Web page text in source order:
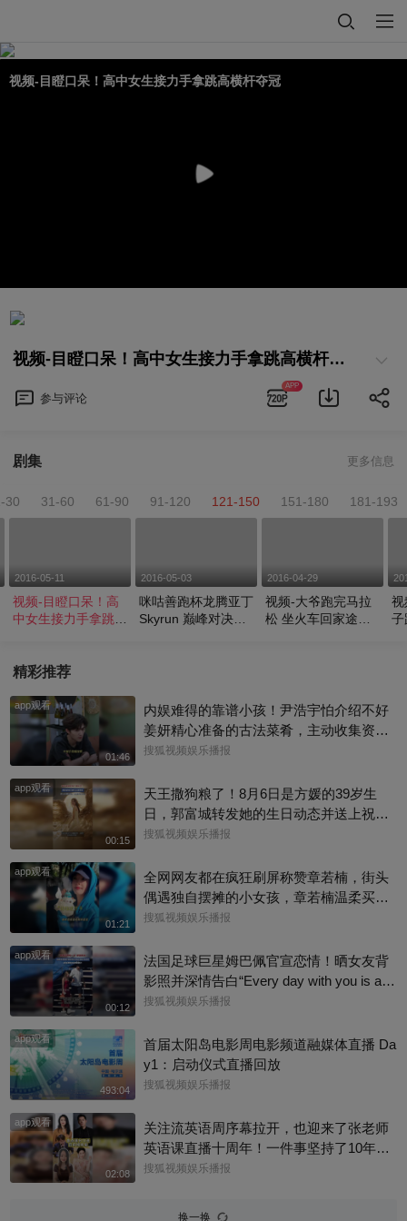
视频-目瞪口呆！高中女生接力手拿跳高横杆夺冠
视频-目瞪口呆！高中女生接力手拿跳高横杆夺冠
参与评论
APP
剧集 更多信息
30 31-60 61-90 91-120 121-150 151-180 181-193
2016-05-11
视频-目瞪口呆！高
中女生接力手拿跳高
2016-05-03
咪咕善跑杯龙腾亚丁
Skyrun 巅峰对决完
2016-04-29
视频-大爷跑完马拉
松 坐火车回家途中
视
子
精彩推荐
app观看
01:46
内娱难得的靠谱小孩！尹浩宇怕介绍不好
姜妍精心准备的古法菜肴，主动收集资料
做PDF菜单，标注菜品地域背景配图，连
中餐厅这个暖心片段！#尹浩宇 #姜妍
搜狐视频娱乐播报
app观看
00:15
天王撒狗粮了！8月6日是方媛的39岁生
日，郭富城转发她的生日动态并送上祝
福：“祝老婆生日快乐，身体健康，心想事
甜蜜幸福~
搜狐视频娱乐播报
app观看
01:21
全网网友都在疯狂刷屏称赞章若楠，街头
偶遇独自摆摊的小女孩，章若楠温柔买下
全部小羊，全程弯腰平视小朋友，一举一
包，是她照顾到小孩的自尊心，平等对
待，善意又体面，这种细碎的善意真的很
圈粉～@星同事 @搜狐综艺 @明星狐 #章
搜狐视频娱乐播报
app观看
00:12
法国足球巨星姆巴佩官宣恋情！晒女友背
影照并深情告白“Every day with you is a s
unny day. 有你在的每一天 都是晴天”，据
西托，出演《名校风暴》，祝福祝福~@搜
狐体育 @搜狐跑步 @小申小申
搜狐视频娱乐播报
app观看
493:04
首届太阳岛电影周电影频道融媒体直播 Da
y1：启动仪式直播回放
搜狐视频娱乐播报
app观看
02:08
关注流英语周序幕拉开，也迎来了张老师
英语课直播十周年！一件事坚持了10年真
的太酷了，大家有没有跟着张老师的课
搜狐视频娱乐播报
换一换